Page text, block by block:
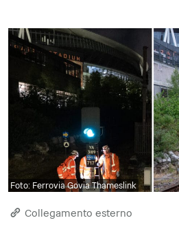
Foto: Ferrovia Govia Thameslink
Collegamento esterno